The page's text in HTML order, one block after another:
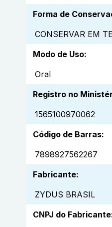
Forma de
CONSERVAR EM
Modo de Uso:
Oral
Registro no
1565100970062
Código de Barras:
7898927562267
Fabricante:
ZYDUS BRASIL
CNPJ do Fabricante